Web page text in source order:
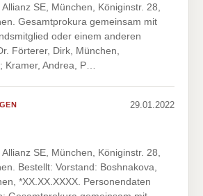
SE, München, Königinstr. 28,
Gesamtprokura gemeinsam mit
oder einem anderen
Förterer, Dirk, München,
Kramer, Andrea, P…
29.01.2022
SE, München, Königinstr. 28,
Bestellt: Vorstand: Boshnakova,
*XX.XX.XXXX. Personendaten